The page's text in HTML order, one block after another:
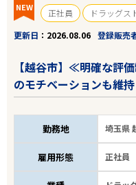
NEW 正社員
ドラッグス
更新日
2026.08.06 登録販売
【越谷市】≪明確な評
のモチベーションも維持
勤務地 埼玉
雇用形態 正社員